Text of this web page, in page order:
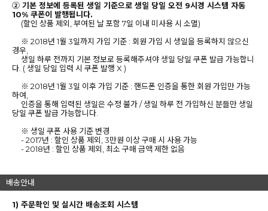
② 기본 정보에 등록된 생일 기준으로 생일 당일 오전 9시경 시스템 자동
10% 쿠폰이 발행됩니다.
(할인 상품 제외, 부여된 날 포함 7일 이내 미사용 시 소멸)
※ 2018년 1월 3일까지 가입 기준 : 회원 가입 시 생일을 등록하지 않으신
경우,
생일 하루 전까지 기본 정보로 등록해주셔야 생일 당일 쿠폰 발급 가능합니
다. ( 생일 당일 입력 시 쿠폰 발행 X )
※ 2018년 1월 3일 이후 가입 기준 : 핸드폰 인증을 통한 회원 가입만 가능
하여,
인증을 통해 입력된 생일은 수정 불가 / 생일 하루 전 가입하신 분들만 생일
당일 쿠폰 발급 가능합니다.
※ 생일 쿠폰 사용 기준 변경
- 2017년 : 할인 상품 제외, 3만원 이상 구매 시 사용 가능
- 2018년 : 할인 상품 제외, 최소 구매 금액 제한 없음
배송안내
1) 주문확인 및 실시간 배송조회 시스템